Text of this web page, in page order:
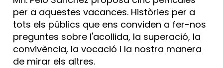
per a aquestes vacances. Històries per a
tots els públics que ens conviden a fer-nos
preguntes sobre l'acollida, la superació, la
convivència, la vocació i la nostra manera
de mirar els altres.